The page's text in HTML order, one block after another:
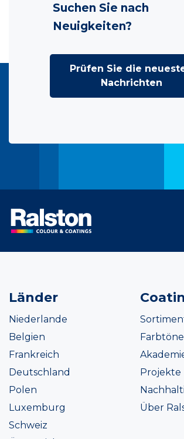
Suchen Sie nach
Neuigkeiten?
Prüfen Sie die
Nachrichten
Länder
Niederlande
Belgien
Frankreich
Deutschland
Polen
Luxemburg
Schweiz
Farbtöne
Projekte
Über